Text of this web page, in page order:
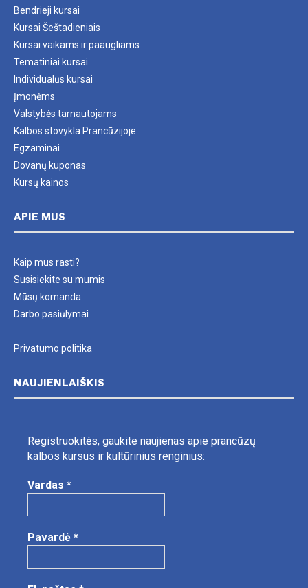
Bendrieji kursai
Kursai Šeštadieniais
Kursai vaikams ir paaugliams
Tematiniai kursai
Individualūs kursai
Įmonėms
Valstybės tarnautojams
Kalbos stovykla Prancūzijoje
Egzaminai
Dovanų kuponas
Kursų kainos
APIE MUS
Kaip mus rasti?
Susisiekite su mumis
Mūsų komanda
Darbo pasiūlymai
Privatumo politika
NAUJIENLAIŠKIS
Registruokitės, gaukite naujienas apie prancūzų
kalbos kursus ir kultūrinius renginius:
Vardas *
Pavardė *